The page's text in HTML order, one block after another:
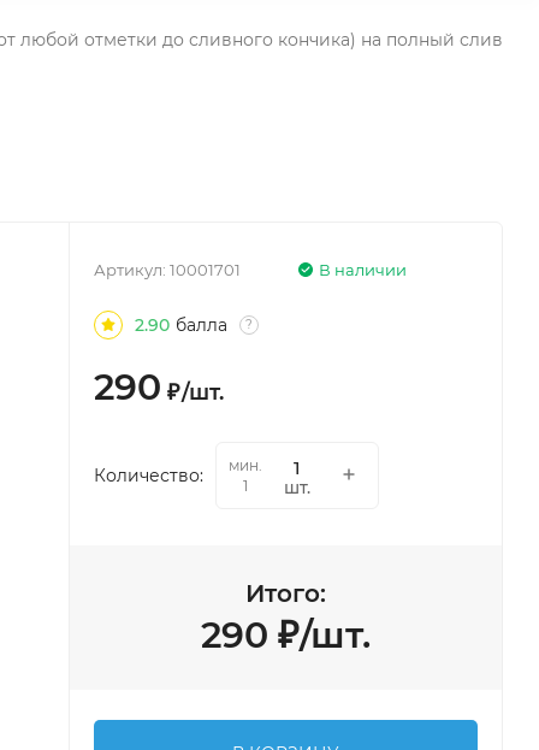
любой отметки до сливного кончика) на полный слив
В наличии
Артикул:10001701
2.90 балла ?
290 ₽/шт.
Количество:
мин.
1
шт.
Итого:
290 ₽/шт.